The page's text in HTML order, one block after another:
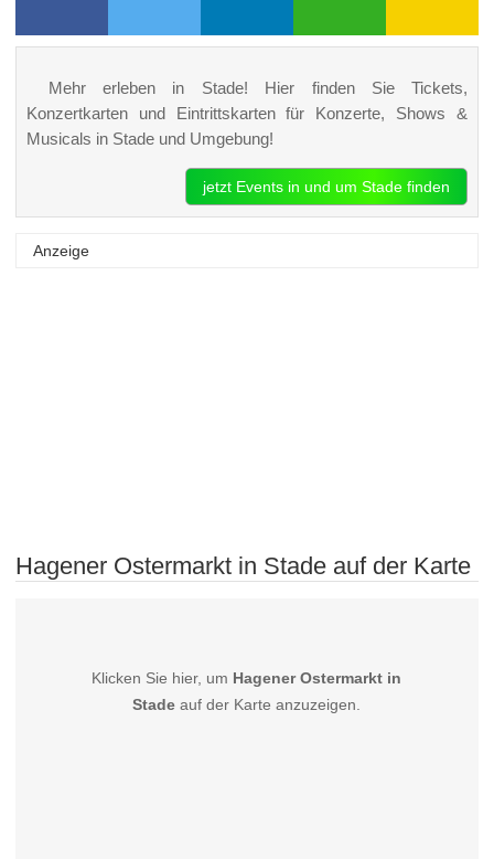
Mehr erleben in Stade! Hier finden Sie Tickets,
Konzertkarten und Eintrittskarten für Konzerte, Shows &
Musicals in Stade und Umgebung!
jetzt Events in und um Stade finden
Anzeige
Hagener Ostermarkt in Stade auf der Karte
Klicken Sie hier, um Hagener Ostermarkt in
Stade auf der Karte anzuzeigen.